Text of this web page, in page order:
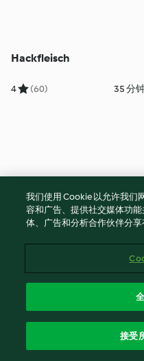
Hackfleisch
4 (60) 35 分
(109) 1小时 30 分
我们使用 Cookie 以允许我们
容和广告、提供社交媒体功
体、广告和分析合作伙伴分享
接受